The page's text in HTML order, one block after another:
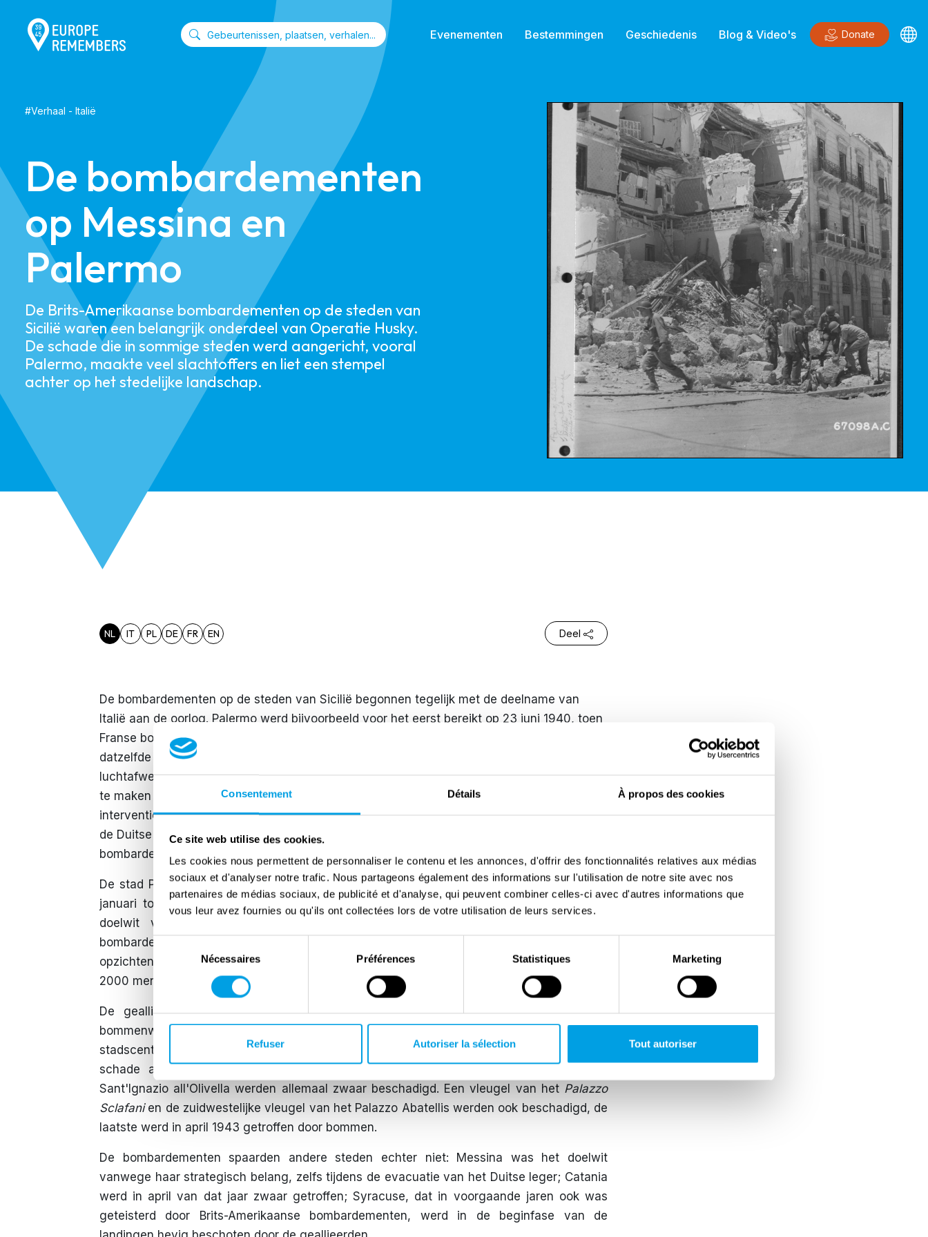
Consentement Détails À propos des cookies
Ce site web utilise des cookies.
Les cookies nous permettent de personnaliser le contenu et les annonces, d'offrir des fonctionnalités relatives aux médias
sociaux et d'analyser notre trafic. Nous partageons également des informations sur l'utilisation de notre site avec nos
partenaires de médias sociaux, de publicité et d'analyse, qui peuvent combiner celles-ci avec d'autres informations que
vous leur avez fournies ou qu'ils ont collectées lors de votre utilisation de leurs services.
Sélection
du
consentement
Nécessaires Préférences Statistiques Marketing
Refuser Autoriser la sélection Tout autoriser
Evenementen Bestemmingen Geschiedenis Blog & Video's Donate
#Verhaal - Italië
De bombardementen
op Messina en
Palermo
De Brits-Amerikaanse bombardementen op de steden van
Sicilië waren een belangrijk onderdeel van Operatie Husky.
De schade die in sommige steden werd aangericht, vooral
Palermo, maakte veel slachtoffers en liet een stempel
achter op het stedelijke landschap.
NL IT PL DE FR EN Deel
De bombardementen op de steden van Sicilië begonnen tegelijk met de deelname van
Italië aan de oorlog. Palermo werd bijvoorbeeld voor het eerst bereikt op 23 juni 1940, toen
Franse bommenwerpers vanuit Tunesië de hoofdstad bombardeerden. De oprichting in
datzelfde jaar van een defensief netwerk gebaseerd op luchtafweerstellingen en
luchtafweer ondersteund door de Italiaanse luchtmacht en de Luftwaffe hielp om een einde
te maken aan deze aanvallen, maar niet aan alle aanvallen. In 1941 en 1942 waren de
interventies van de RAF vanaf Malta gericht op Sicilië omdat het een steunpunt was voor
de Duitse strijdkrachten in Afrika. In 1943 begon echter een strategie van massale
bombardementen, gericht op de voorbereiding van Operatie Husky.
De stad Palermo werd toen hard getroffen door bombardementen van beide kanten. Van
januari tot begin juli, toen de stad nog onder controle was van de As-legers, was het
doelwit van geallieerde bombardementen, terwijl in juli en augustus het Duitse
bombardement de hoofdstad trof. De schade tijdens de bombardementen was in veel
opzichten extreem groot: het stadscentrum werd op veel plaatsen beschadigd, meer dan
2000 mensen verloren het leven en er vielen meer dan 30.000 gewonden.
De geallieerde aanval op 9 mei 1943 was bijzonder verwoestend. Meer dan 200
bommenwerpers richtten zich op de haven en het treinstation, maar troffen ook het
stadscentrum. De Engels-Amerikaanse bombardementen veroorzaakten ook ernstige
schade aan het artistieke en culturele erfgoed: de kerken Magione, Annunziata en
Sant'Ignazio all'Olivella werden allemaal zwaar beschadigd. Een vleugel van het Palazzo
Sclafanien de zuidwestelijke vleugel van het Palazzo Abatellis werden ook beschadigd, de
laatste werd in april 1943 getroffen door bommen.
De bombardementen spaarden andere steden echter niet: Messina was het doelwit
vanwege haar strategisch belang, zelfs tijdens de evacuatie van het Duitse leger; Catania
werd in april van dat jaar zwaar getroffen; Syracuse, dat in voorgaande jaren ook was
geteisterd door Brits-Amerikaanse bombardementen, werd in de beginfase van de